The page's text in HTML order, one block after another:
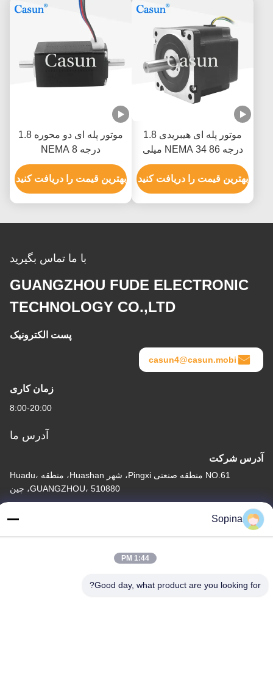
موتور پله ای هیبریدی 1.8
درجه NEMA 34 86 میلی
متری طول 5N.M کیت Cnc
موتور پله ای
بهترین قیمت را دریافت کنید
موتور پله ای دو محوره 1.8
درجه NEMA 8
20*20*38mm 40mN.M
ROHS
بهترین قیمت را دریافت کنید
با ما تماس بگیرید
GUANGZHOU FUDE ELECTRONIC
TECHNOLOGY CO.,LTD
پست الکترونیک
casun4@casun.mobi
زمان کاری
8:00-20:00
آدرس ما
آدرس شرکت
NO.61 منطقه صنعتی Pingxi، شهر Huashan، منطقه Huadu،
GUANGZHOU، 510880، چین
آدرس کارخانه
Sopina
1:44 PM
Good day, what product are you looking for?